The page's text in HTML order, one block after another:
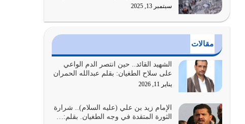
يوليو 24, 2026
يجب أن نعود جميعاً الى القرآن وعندنا أخطاء جميعاً
لنعتصم بحبل الله جميعاً وليس كل…
يوليو 22, 2026
المُلك كله لله تعالى يؤتيه من يشاء وينزعه ممن يشاء
سبتمبر 13, 2025
مقالات
الشهيد القائد.. حين انتصر الدم الواعي
على سلاح الطغيان: بقلم عبدالله الحمران
يناير 11, 2026
الإمام زيد بن علي (عليه السلام).. شرارة
الثورة المتقدة في وجه الطغيان. بقلم:…